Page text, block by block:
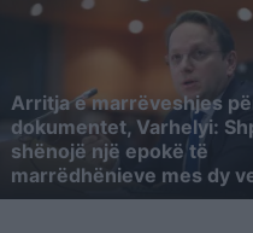
Arritja e marrëveshjes
dokumentet, Varhelyi:
shënojë një epokë të
marrëdhënieve mes dy